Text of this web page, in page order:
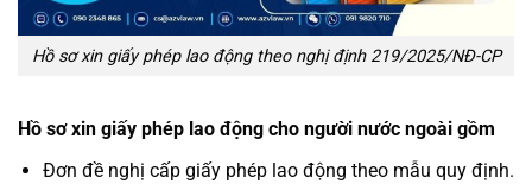
Hồ sơ xin giấy phép lao động theo nghị định 219/2025/NĐ-CP
Hồ sơ xin giấy phép lao động cho người nước ngoài gồm
Đơn đề nghị cấp giấy phép lao động theo mẫu quy định.